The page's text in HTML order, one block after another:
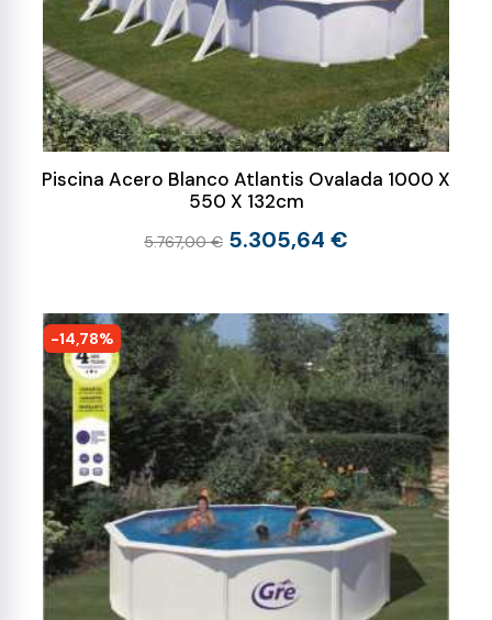
Piscina Acero Blanco Atlantis Ovalada 1000 X
550 X 132cm
5.767,00 € 5.305,64 €
-14,78%